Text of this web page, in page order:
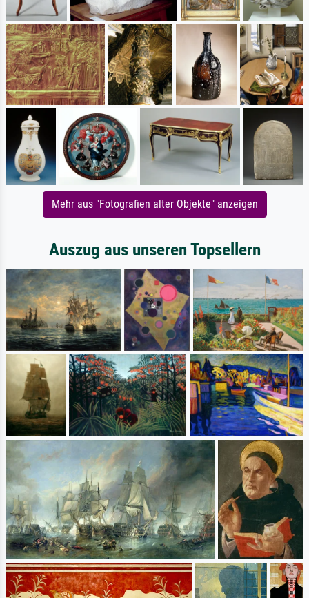
Mehr aus "Fotografien alter Objekte" anzeigen
Auszug aus unseren Topsellern